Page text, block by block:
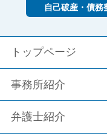
自己破産・債務
トップページ
事務所紹介
弁護士紹介